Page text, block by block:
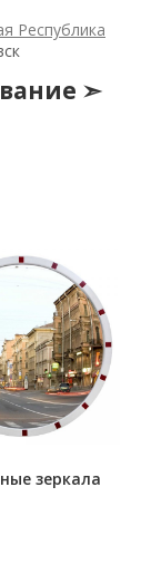
Республика
➣
зеркала